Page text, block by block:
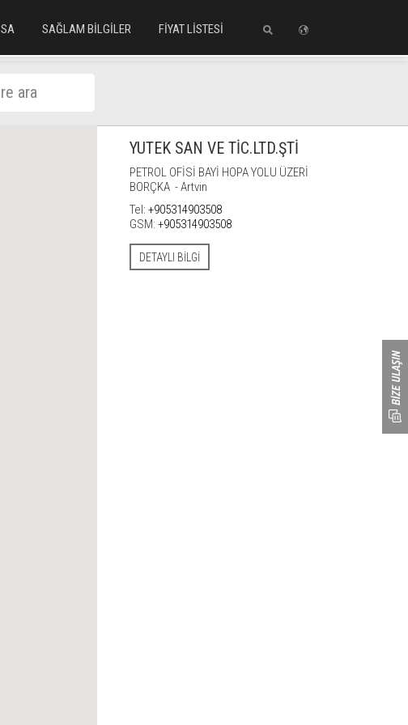
SAĞLAM BİLGİLER FİYAT LİSTESİ
ara
BORÇKA
YUTEK SAN VE TİC.LTD.ŞTİ
PETROL OFİSİ BAYİ HOPA YOLU ÜZERİ
BORÇKA - Artvin
Tel: +905314903508
GSM: +905314903508
DETAYLI BILGI